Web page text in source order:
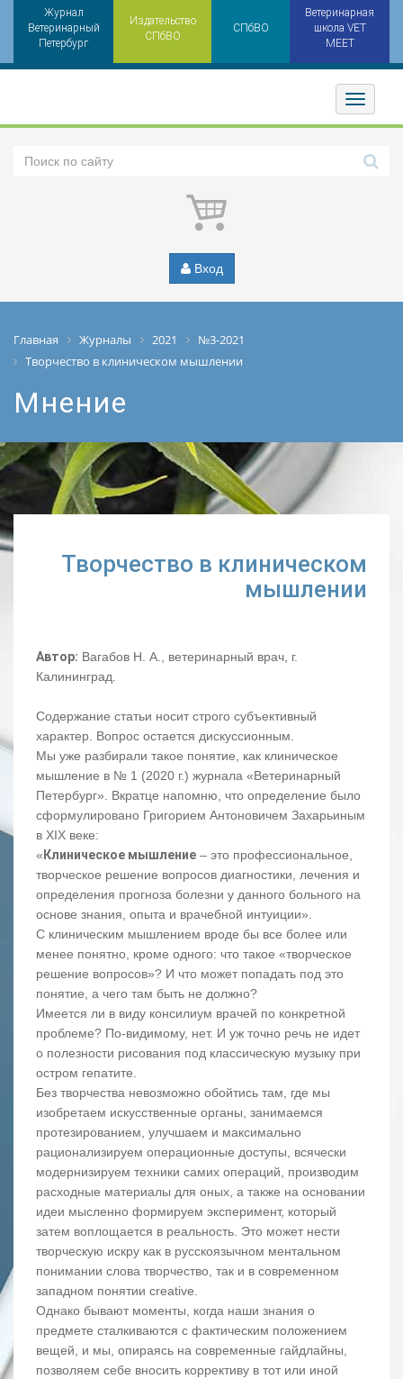
Журнал
Ветеринарный
Петербург
Издательство
СПбВО
СПбВО
Ветеринарная
школа VET
MEET
Toggler
Вход
Главная Журналы 2021
№3-2021
Творчество в клиническом мышлении
Мнение
Творчество в клиническом
мышлении
Автор: Вагабов Н. А., ветеринарный врач, г.
Калининград.
Содержание статьи носит строго субъективный
характер. Вопрос остается дискуссионным.
Мы уже разбирали такое понятие, как клиническое
мышление в № 1 (2020 г.) журнала «Ветеринарный
Петербург». Вкратце напомню, что определение было
сформулировано Григорием Антоновичем Захарьиным
в XIX веке:
« Клиническое мышление – это профессиональное,
творческое решение вопросов диагностики, лечения и
определения прогноза болезни у данного больного на
основе знания, опыта и врачебной интуиции».
С клиническим мышлением вроде бы все более или
менее понятно, кроме одного: что такое «творческое
решение вопросов»? И что может попадать под это
понятие, а чего там быть не должно?
Имеется ли в виду консилиум врачей по конкретной
проблеме? По-видимому, нет. И уж точно речь не идет
о полезности рисования под классическую музыку при
остром гепатите.
Без творчества невозможно обойтись там, где мы
изобретаем искусственные органы, занимаемся
протезированием, улучшаем и максимально
рационализируем операционные доступы, всячески
модернизируем техники самих операций, производим
расходные материалы для оных, а также на основании
идеи мысленно формируем эксперимент, который
затем воплощается в реальность. Это может нести
творческую искру как в русскоязычном ментальном
понимании слова творчество, так и в современном
западном понятии creative.
Однако бывают моменты, когда наши знания о
предмете сталкиваются с фактическим положением
вещей, и мы, опираясь на современные гайдлайны,
позволяем себе вносить коррективу в тот или иной